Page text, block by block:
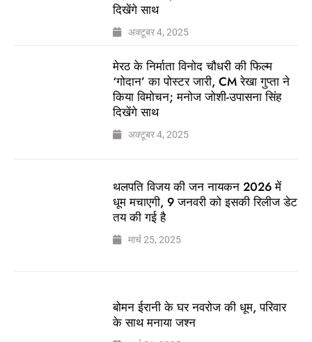
दिखेंगे साथ
अक्टूबर 4, 2025
मेरठ के निर्माता विनोद चौधरी की फिल्म
‘गोदान’ का पोस्टर जारी, CM रेखा गुप्ता ने
किया विमोचन; मनोज जोशी-उपासना सिंह
दिखेंगे साथ
अक्टूबर 4, 2025
थलपति विजय की जन नायकन 2026 में
धूम मचाएगी, 9 जनवरी को इसकी रिलीज डेट
तय की गई है
मार्च 25, 2025
बोमन ईरानी के घर नवरोज की धूम, परिवार
के साथ मनाया जश्न